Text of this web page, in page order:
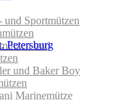
und Sportmützen
und
und Baker Boy